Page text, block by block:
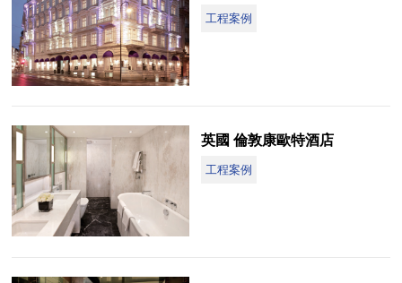
工程案例
英國 倫敦康歐特酒店
工程案例